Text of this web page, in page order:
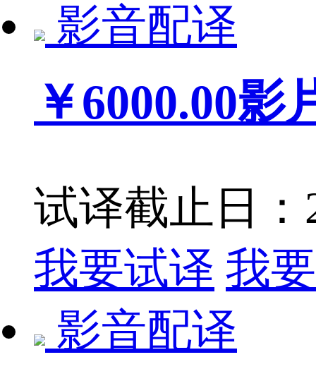
影音配译
￥6000.00影
试译截止日：
我要试译 我
影音配译